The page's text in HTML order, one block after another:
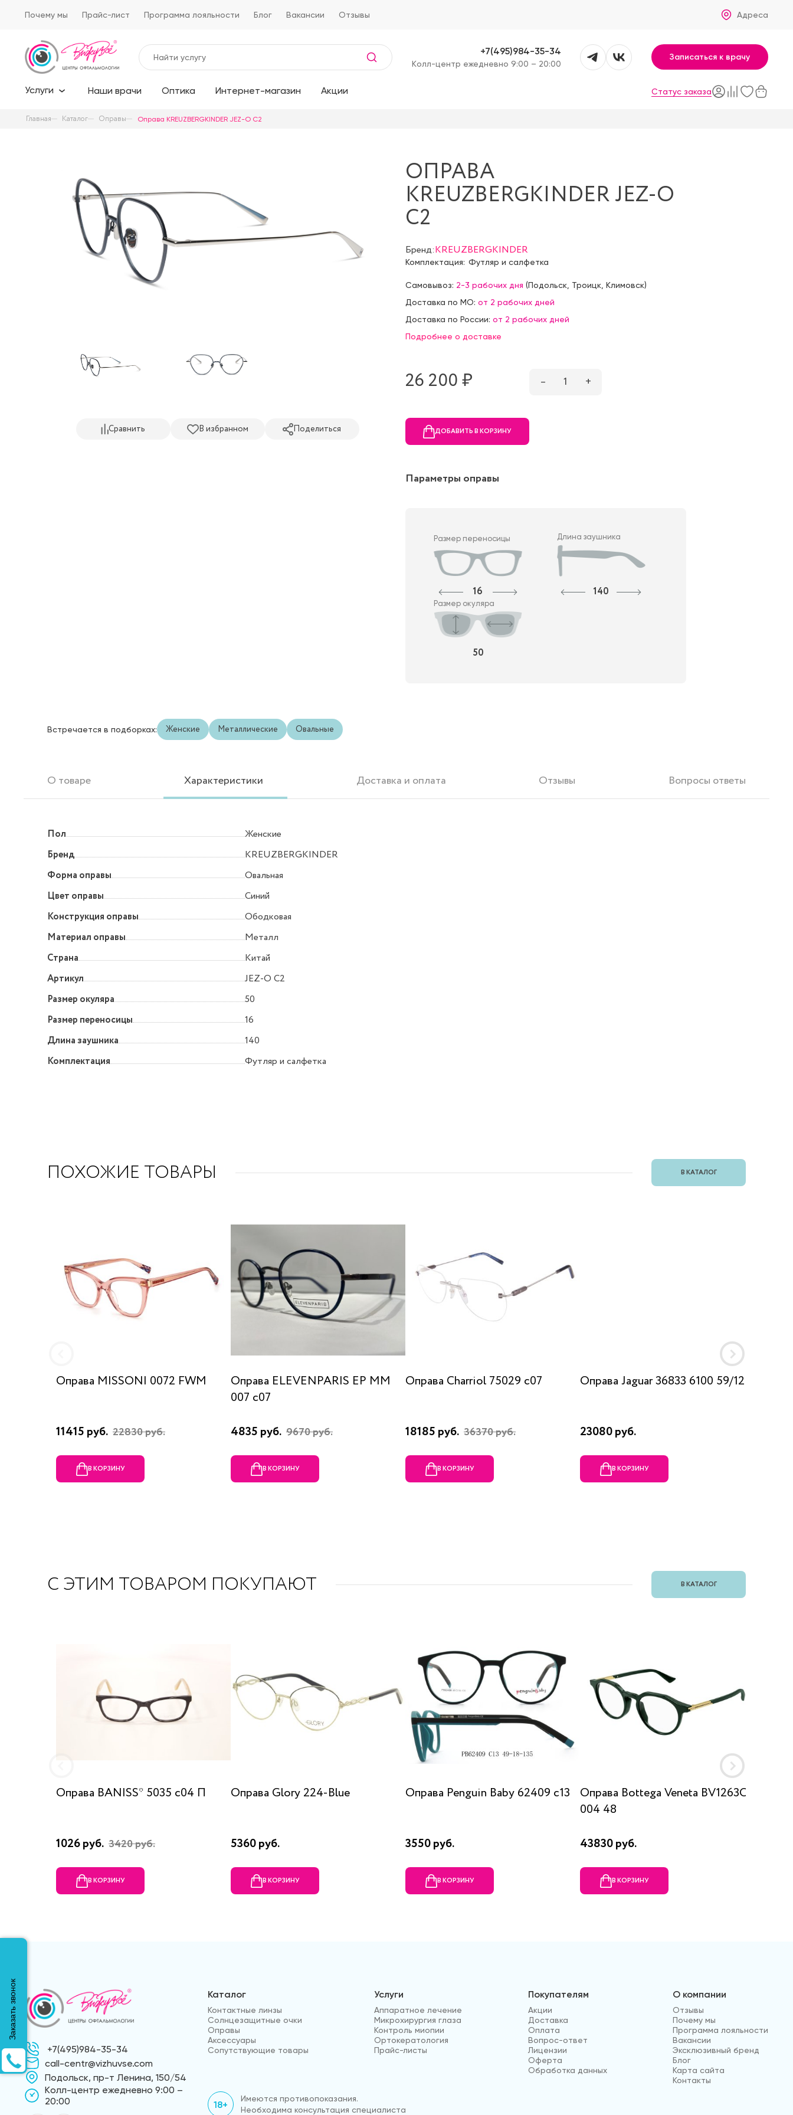
Почему мы Прайс-лист Программа лояльности Блог Вакансии Отзывы Адреса
+7(495)984-35-34
Kолл-центр ежедневно 9:00 – 20:00
Записаться к врачу
Услуги Наши врачи Оптика Интернет-магазин Акции Статус заказа
Главная Каталог Оправы Оправа KREUZBERGKINDER JEZ-O C2
Сравнить В избранном Поделиться
ОПРАВА
KREUZBERGKINDER JEZ-O
C2
Бренд:KREUZBERGKINDER
Комплектация: Футляр и салфетка
Самовывоз: 2-3 рабочих дня (Подольск, Троицк, Климовск)
Доставка по МО: от 2 рабочих дней
Доставка по России: от 2 рабочих дней
Подробнее о доставке
26 200 ₷ – 1 +
ДОБАВИТЬ В КОРЗИНУ
Параметры оправы
Размер переносицы
16
Длина заушника
140
Размер окуляра
50
Встречается в подборках: Женские Металлические Овальные
О товаре Характеристики Доставка и оплата Отзывы Вопросы ответы
Пол
Женские
Бренд
KREUZBERGKINDER
Форма оправы
Овальная
Цвет оправы
Синий
Конструкция оправы
Ободковая
Материал оправы
Металл
Страна
Китай
Артикул
JEZ-O C2
Размер окуляра
50
Размер переносицы
16
Длина заушника
140
Комплектация
Футляр и салфетка
ПОХОЖИЕ ТОВАРЫ В КАТАЛОГ
Оправа MISSONI 0072 FWM
11415 руб. 22830 руб.
В КОРЗИНУ
Оправа ELEVENPARIS EP MM
007 c07
4835 руб. 9670 руб.
В КОРЗИНУ
Оправа Charriol 75029 c07
18185 руб. 36370 руб.
В КОРЗИНУ
Оправа Jaguar 36833 6100 59/12
23080 руб.
В КОРЗИНУ
С ЭТИМ ТОВАРОМ ПОКУПАЮТ В КАТАЛОГ
Оправа BANISS* 5035 с04 П
1026 руб. 3420 руб.
В КОРЗИНУ
Оправа Glory 224-Blue
5360 руб.
В КОРЗИНУ
Оправа Penguin Baby 62409 c13
3550 руб.
В КОРЗИНУ
Оправа Bottega Veneta BV1263O-
004 48
43830 руб.
В КОРЗИНУ
+7(495)984-35-34
call-centr@vizhuvse.com
Подольск, пр-т Ленина, 150/54
Kолл-центр ежедневно 9:00 –
20:00
Каталог
Контактные линзы
Солнцезащитные очки
Оправы
Аксессуары
Сопутствующие товары
Услуги
Аппаратное лечение
Микрохирургия глаза
Контроль миопии
Ортокератология
Прайс-листы
Покупателям
Акции
Доставка
Оплата
Вопрос-ответ
Лицензии
Оферта
Обработка данных
О компании
Отзывы
Почему мы
Программа лояльности
Вакансии
Эксклюзивный бренд
Блог
Карта сайта
Контакты
18+
Имеются противопоказания.
Необходима консультация специалиста
Заказать звонок